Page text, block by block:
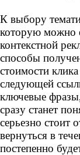
К выбору
которую можно
контекстной
способы
стоимости
следующей
ключевые
сразу станет
серьезно стоит
вернуться в
постепенно